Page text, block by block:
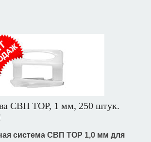
СВП TOP, 1 мм, 250 штук.
cистема СВП TOP 1,0 мм для